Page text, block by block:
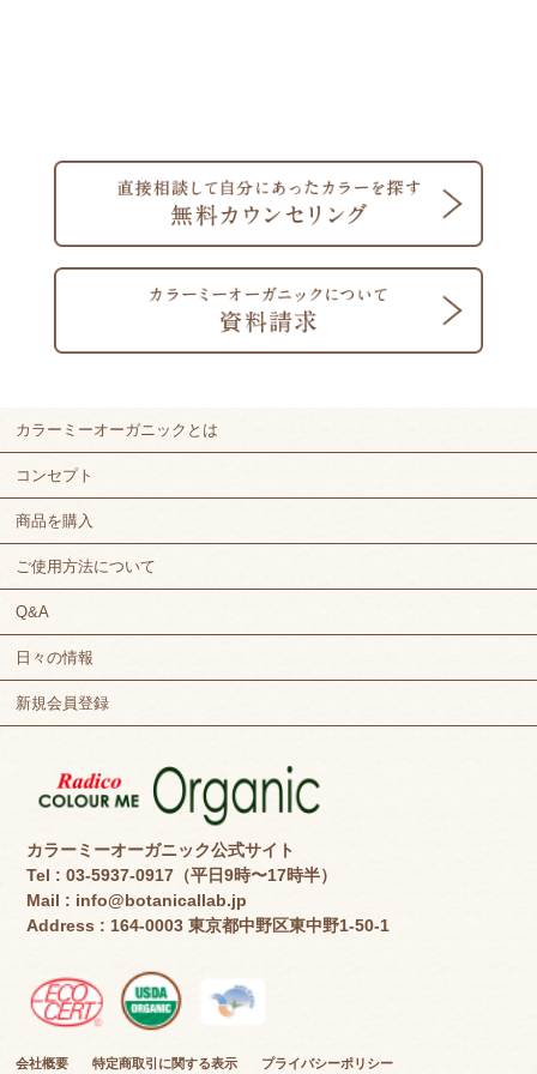
カラーミーオーガニックとは
コンセプト
商品を購入
ご使用方法について
Q&A
日々の情報
新規会員登録
カラーミーオーガニック公式サイト
Tel : 03-5937-0917（平日9時〜17時半）
Mail : info@botanicallab.jp
Address : 164-0003 東京都中野区東中野1-50-1
会社概要 特定商取引に関する表示 プライバシーポリシー